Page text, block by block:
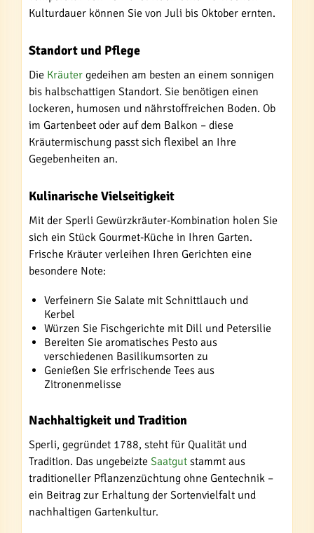
Kulturdauer können Sie von Juli bis Oktober ernten.
Standort und Pflege
Die Kräuter gedeihen am besten an einem sonnigen
bis halbschattigen Standort. Sie benötigen einen
lockeren, humosen und nährstoffreichen Boden. Ob
im Gartenbeet oder auf dem Balkon – diese
Kräutermischung passt sich flexibel an Ihre
Gegebenheiten an.
Kulinarische Vielseitigkeit
Mit der Sperli Gewürzkräuter-Kombination holen Sie
sich ein Stück Gourmet-Küche in Ihren Garten.
Frische Kräuter verleihen Ihren Gerichten eine
besondere Note:
Verfeinern Sie Salate mit Schnittlauch und
Kerbel
Würzen Sie Fischgerichte mit Dill und Petersilie
Bereiten Sie aromatisches Pesto aus
verschiedenen Basilikumsorten zu
Genießen Sie erfrischende Tees aus
Zitronenmelisse
Nachhaltigkeit und Tradition
Sperli, gegründet 1788, steht für Qualität und
Tradition. Das ungebeizte Saatgut stammt aus
traditioneller Pflanzenzüchtung ohne Gentechnik –
ein Beitrag zur Erhaltung der Sortenvielfalt und
nachhaltigen Gartenkultur.